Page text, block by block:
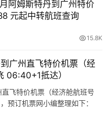
阿姆斯特丹到广州特价
元起中转航班查询
15.8K
广州直飞特价机票（经
06:40+1抵达）
飞特价机票（经济舱航班号
订机票网小编整理如下：